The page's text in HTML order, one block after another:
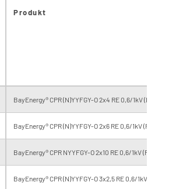
Produkt
BayEnergy® CPR (N)YYFGY-O 2x4 RE 0,6/1kV (F 0,8v)
BayEnergy® CPR (N)YYFGY-O 2x6 RE 0,6/1kV (F 0,8v)
BayEnergy® CPR NYYFGY-O 2x10 RE 0,6/1kV (F 0,8v)
BayEnergy® CPR (N)YYFGY-O 3x2,5 RE 0,6/1kV (F 0,8v)